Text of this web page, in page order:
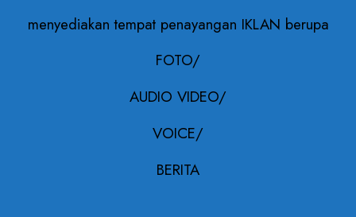
menyediakan tempat penayangan IKLAN berupa
FOTO/
AUDIO VIDEO/
VOICE/
BERITA